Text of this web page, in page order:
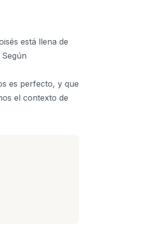
está llena de
es perfecto, y que
el contexto de